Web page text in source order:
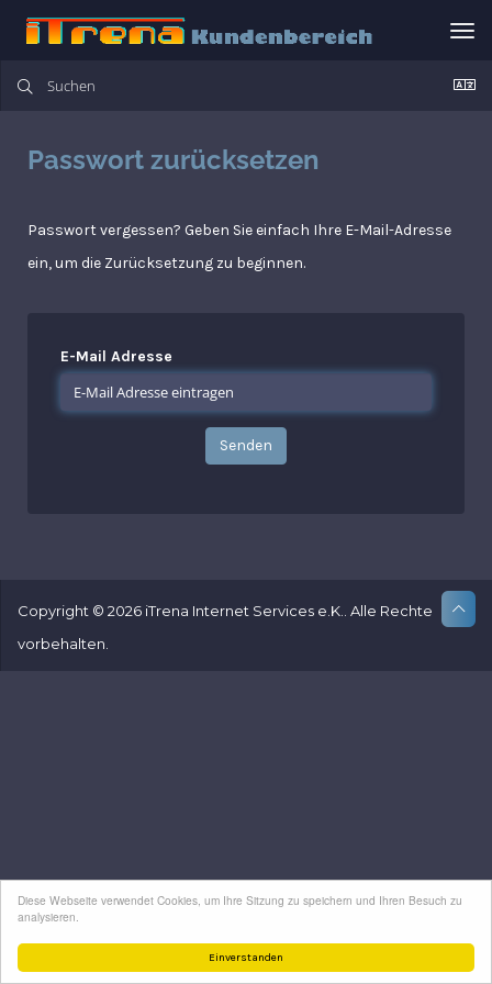
Einverstanden
Diese Webseite verwendet Cookies, um Ihre Sitzung zu speichern und Ihren Besuch zu
analysieren.
Passwort zurücksetzen
Passwort vergessen? Geben Sie einfach Ihre E-Mail-Adresse
ein, um die Zurücksetzung zu beginnen.
E-Mail Adresse
Senden
Copyright © 2026 iTrena Internet Services e.K.. Alle Rechte
vorbehalten.